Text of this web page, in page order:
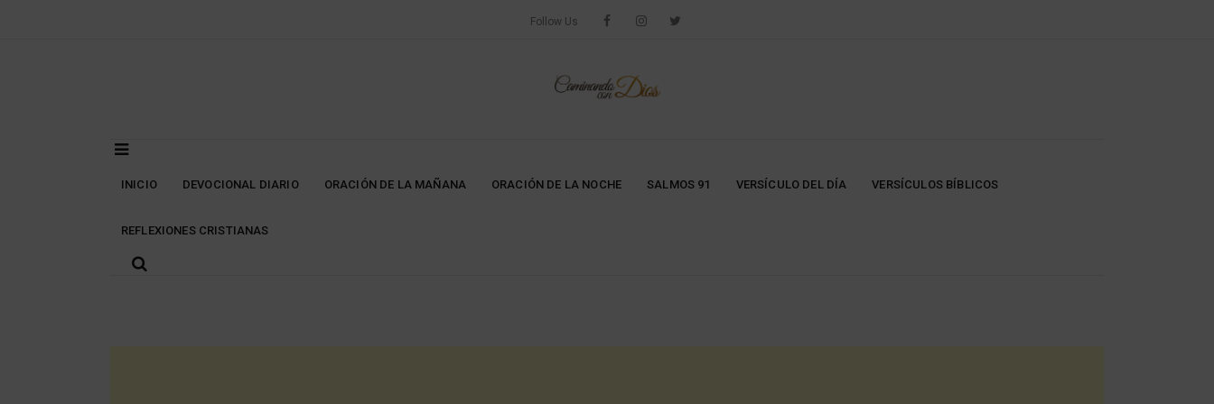
Follow Us
INICIO DEVOCIONAL DIARIO ORACIÓN DE LA MAÑANA ORACIÓN DE LA NOCHE SALMOS 91 VERSÍCULO DEL DÍA VERSÍCULOS BÍBLICOS
REFLEXIONES CRISTIANAS